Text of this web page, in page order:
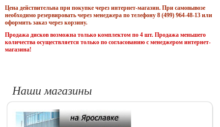
Цена действительна при покупке через интернет-магазин. При самовывозе
необходимо резервировать через менеджера по телефону 8 (499) 964-48-13 или
оформить заказ через корзину.
Продажа дисков возможна только комплектом по 4 шт. Продажа меньшего
количества осуществляется только по согласованию с менеджером интернет-
магазина!
Наши магазины